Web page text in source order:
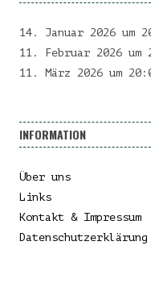
14. Januar 2026 um
11. Februar 2026 um
11. März 2026 um
INFORMATION
Über uns
Links
Kontakt & Impressum
Datenschutzerklärung